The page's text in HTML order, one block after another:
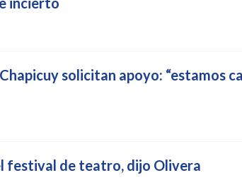
solicitan apoyo: “estamos
festival de teatro, dijo Olivera